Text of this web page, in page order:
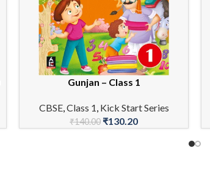
ADD TO CARTGunjan – Class 1
CBSE,Class 1, Kick Start Series
₹140.00 ₹130.20